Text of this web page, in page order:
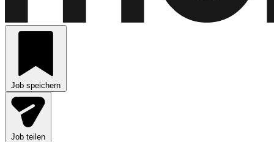
Job speichern
Job teilen